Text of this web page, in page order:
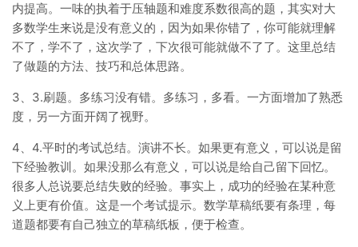
内提高。一味的执着于压轴题和难度系数很高的题，其实对大
多数学生来说是没有意义的，因为如果你错了，你可能就理解
不了，学不了，这次学了，下次很可能就做不了了。这里总结
了做题的方法、技巧和总体思路。
3、3.刷题。多练习没有错。多练习，多看。一方面增加了熟悉
度，另一方面开阔了视野。
4、4.平时的考试总结。演讲不长。如果更有意义，可以说是留
下经验教训。如果没那么有意义，可以说是给自己留下回忆。
很多人总说要总结失败的经验。事实上，成功的经验在某种意
义上更有价值。这是一个考试提示。数学草稿纸要有条理，每
道题都要有自己独立的草稿纸板，便于检查。